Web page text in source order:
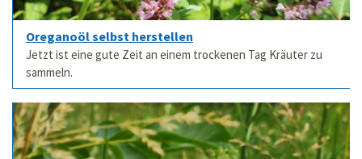
Oreganoöl selbst herstellen
Jetzt ist eine gute Zeit an einem trockenen Tag Kräuter zu
sammeln.